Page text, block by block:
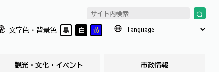
文字色・背景色 黒 白 黄
観光・文化・イベント 市政情報